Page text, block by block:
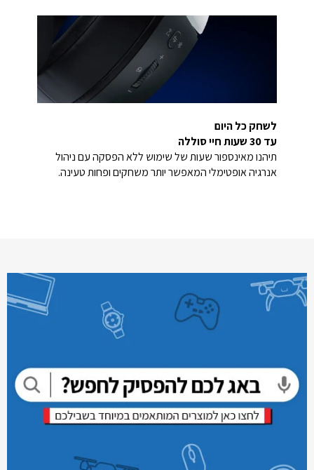
לשחק כל היום
עד 30 שעות חיי סוללה
תיהנו מאינספור שעות של שימוש ללא הפסקה עם ניהול
אנרגיה אופטימלי המאפשר יותר משחקים ופחות טעינה.